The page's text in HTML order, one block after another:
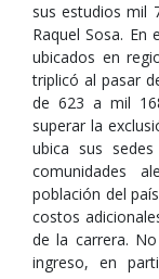
sus estudios mil
Raquel Sosa.
ubicados en
triplicó al pasar
de 623 a mil
superar la
ubica sus
comunidades
población del
costos
de la carrera.
ingreso, en